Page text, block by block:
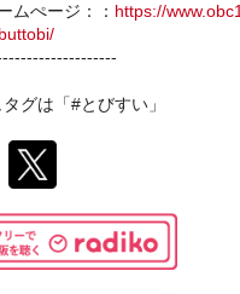
ムぺージ：： https://
グは「#とびすい」